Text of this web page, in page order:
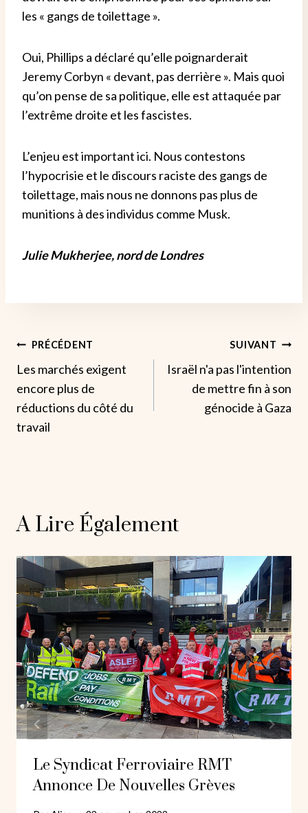
les « gangs de toilettage ».
Oui, Phillips a déclaré qu’elle poignarderait
Jeremy Corbyn « devant, pas derrière ». Mais quoi
qu’on pense de sa politique, elle est attaquée par
l’extrême droite et les fascistes.
L’enjeu est important ici. Nous contestons
l’hypocrisie et le discours raciste des gangs de
toilettage, mais nous ne donnons pas plus de
munitions à des individus comme Musk.
Julie Mukherjee, nord de Londres
Navigation
De
L’article
PRÉCÉDENT
Les marchés exigent
encore plus de
réductions du côté du
travail
SUIVANT
Israël n'a pas l'intention
de mettre fin à son
génocide à Gaza
A Lire Également
Le Syndicat Ferroviaire RMT
Annonce De Nouvelles Grèves